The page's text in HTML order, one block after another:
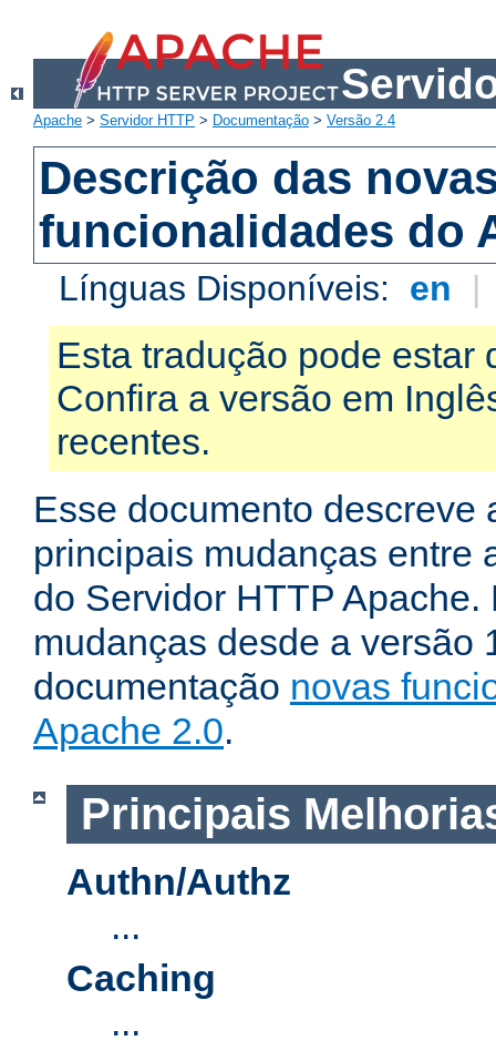
Apache > Servidor HTTP > Documentação > Versão 2.4
Descrição das
funcionalidades do
Línguas Disponíveis: en |
Esta tradução pode estar
Confira a versão em
recentes.
Esse documento descreve
principais mudanças entre
do Servidor HTTP Apache.
mudanças desde a versão
documentação novas
Apache 2.0.
Principais
Authn/Authz
...
Caching
...